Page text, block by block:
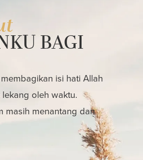
BAGI
isi hati Allah
oleh waktu.
masih menantang dan